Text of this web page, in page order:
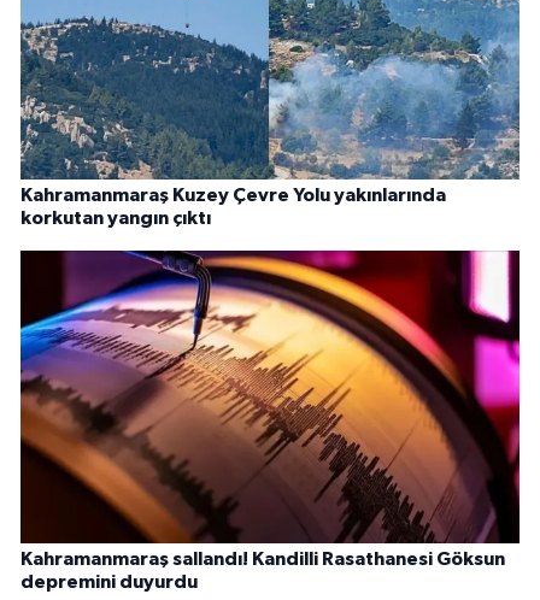
Kahramanmaraş Kuzey Çevre Yolu yakınlarında
korkutan yangın çıktı
Kahramanmaraş sallandı! Kandilli Rasathanesi Göksun
depremini duyurdu